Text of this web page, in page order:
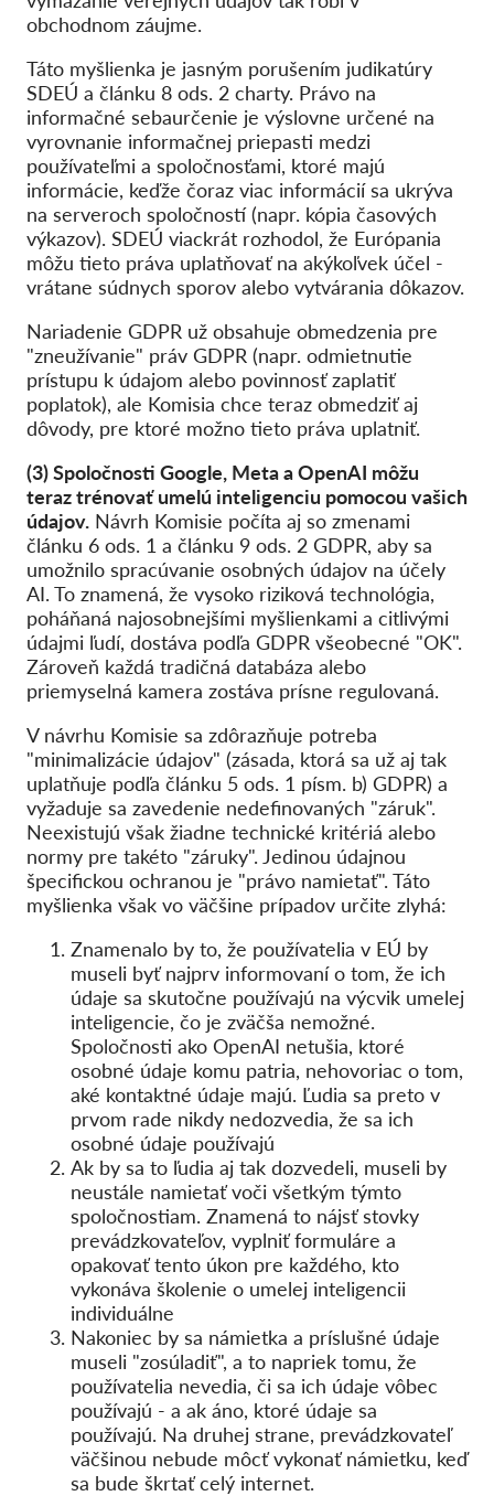
obchodnom záujme.
Táto myšlienka je jasným porušením judikatúry
SDEÚ a článku 8 ods. 2 charty. Právo na
informačné sebaurčenie je výslovne určené na
vyrovnanie informačnej priepasti medzi
používateľmi a spoločnosťami, ktoré majú
informácie, keďže čoraz viac informácií sa ukrýva
na serveroch spoločností (napr. kópia časových
výkazov). SDEÚ viackrát rozhodol, že Európania
môžu tieto práva uplatňovať na akýkoľvek účel -
vrátane súdnych sporov alebo vytvárania dôkazov.
Nariadenie GDPR už obsahuje obmedzenia pre
"zneužívanie" práv GDPR (napr. odmietnutie
prístupu k údajom alebo povinnosť zaplatiť
poplatok), ale Komisia chce teraz obmedziť aj
dôvody, pre ktoré možno tieto práva uplatniť.
(3) Spoločnosti Google, Meta a OpenAI môžu
teraz trénovať umelú inteligenciu pomocou vašich
údajov. Návrh Komisie počíta aj so zmenami
článku 6 ods. 1 a článku 9 ods. 2 GDPR, aby sa
umožnilo spracúvanie osobných údajov na účely
AI. To znamená, že vysoko riziková technológia,
poháňaná najosobnejšími myšlienkami a citlivými
údajmi ľudí, dostáva podľa GDPR všeobecné "OK".
Zároveň každá tradičná databáza alebo
priemyselná kamera zostáva prísne regulovaná.
V návrhu Komisie sa zdôrazňuje potreba
"minimalizácie údajov" (zásada, ktorá sa už aj tak
uplatňuje podľa článku 5 ods. 1 písm. b) GDPR) a
vyžaduje sa zavedenie nedefinovaných "záruk".
Neexistujú však žiadne technické kritériá alebo
normy pre takéto "záruky". Jedinou údajnou
špecifickou ochranou je "právo namietať". Táto
myšlienka však vo väčšine prípadov určite zlyhá:
Znamenalo by to, že používatelia v EÚ by
museli byť najprv informovaní o tom, že ich
údaje sa skutočne používajú na výcvik umelej
inteligencie, čo je zväčša nemožné.
Spoločnosti ako OpenAI netušia, ktoré
osobné údaje komu patria, nehovoriac o tom,
aké kontaktné údaje majú. Ľudia sa preto v
prvom rade nikdy nedozvedia, že sa ich
osobné údaje používajú
Ak by sa to ľudia aj tak dozvedeli, museli by
neustále namietať voči všetkým týmto
spoločnostiam. Znamená to nájsť stovky
prevádzkovateľov, vyplniť formuláre a
opakovať tento úkon pre každého, kto
vykonáva školenie o umelej inteligencii
individuálne
Nakoniec by sa námietka a príslušné údaje
museli "zosúladiť", a to napriek tomu, že
používatelia nevedia, či sa ich údaje vôbec
používajú - a ak áno, ktoré údaje sa
používajú. Na druhej strane, prevádzkovateľ
väčšinou nebude môcť vykonať námietku, keď
sa bude škrtať celý internet.